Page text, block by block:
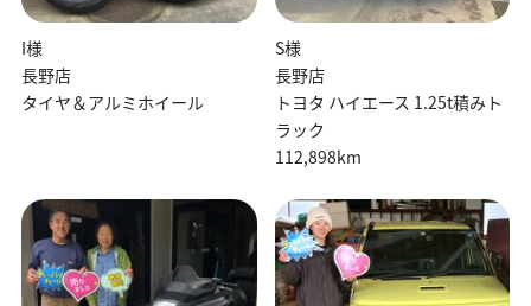
I様
長野店
タイヤ＆アルミホイール
S様
長野店
トヨタ ハイエース 1.25t積みト
ラック
112,898km